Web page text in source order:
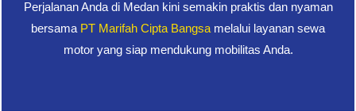
Perjalanan Anda di Medan kini semakin praktis dan nyaman
bersama PT Marifah Cipta Bangsa melalui layanan sewa
motor yang siap mendukung mobilitas Anda.